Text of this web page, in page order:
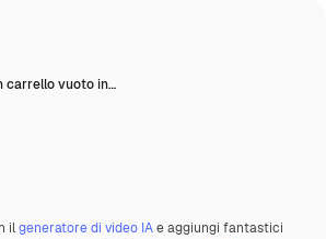
carrello vuoto in…
ilgeneratore di video IAe aggiungi fantastici